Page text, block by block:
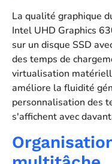
La qualité graphique
Intel UHD Graphics
sur un disque SSD
des temps de
virtualisation
améliore la fluidité
personnalisation des
s'affichent avec